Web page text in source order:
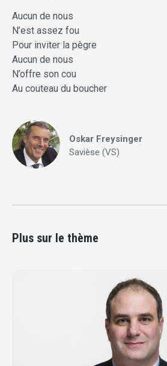
Aucun de nous
N’est assez fou
Pour inviter la pègre
Aucun de nous
N’offre son cou
Au couteau du boucher
Oskar Freysinger
Savièse (VS)
Plus sur le thème